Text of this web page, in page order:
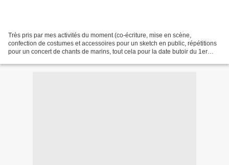
Très pris par mes activités du moment (co-écriture, mise en scène,
confection de costumes et accessoires pour un sketch en public, répétitions
pour un concert de chants de marins, tout cela pour la date butoir du 1er